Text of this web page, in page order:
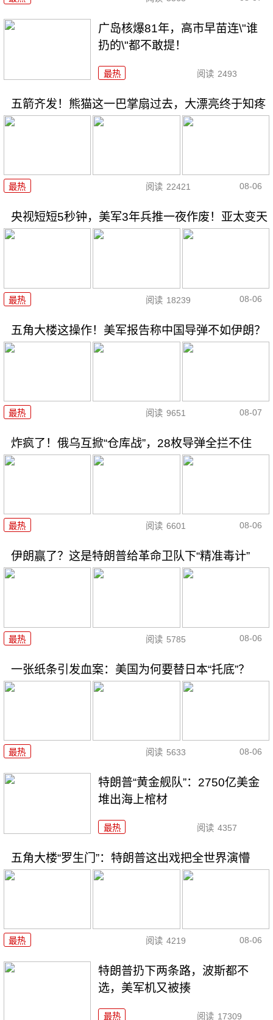
广岛核爆81年，高市早苗连\"谁
扔的\"都不敢提！
最热 阅读 2493
五箭齐发！熊猫这一巴掌扇过去，大漂亮终于知疼
最热 阅读 22421 08-06
央视短短5秒钟，美军3年兵推一夜作废！亚太变天
最热 阅读 18239 08-06
五角大楼这操作！美军报告称中国导弹不如伊朗？
最热 阅读 9651 08-07
炸疯了！俄乌互掀“仓库战”，28枚导弹全拦不住
最热 阅读 6601 08-06
伊朗赢了？这是特朗普给革命卫队下“精准毒计”
最热 阅读 5785 08-06
一张纸条引发血案：美国为何要替日本“托底”？
最热 阅读 5633 08-06
特朗普“黄金舰队”：2750亿美金
堆出海上棺材
最热 阅读 4357
五角大楼“罗生门”：特朗普这出戏把全世界演懵
最热 阅读 4219 08-06
特朗普扔下两条路，波斯都不
选，美军机又被揍
最热 阅读 17309